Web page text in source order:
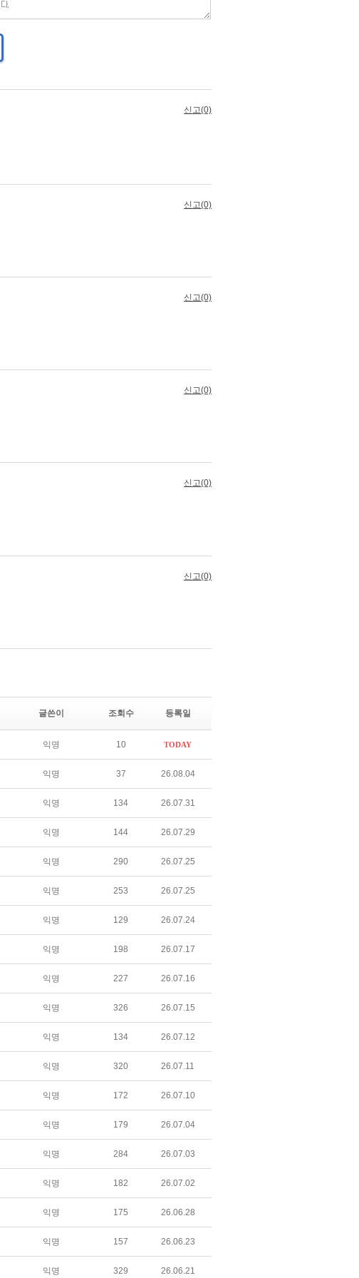
글쓴이 조회수 등록일
익명 10 TODAY
익명 37 26.08.04
익명 134 26.07.31
익명 144 26.07.29
익명 290 26.07.25
익명 253 26.07.25
익명 129 26.07.24
익명 198 26.07.17
익명 227 26.07.16
익명 326 26.07.15
익명 134 26.07.12
익명 320 26.07.11
익명 172 26.07.10
익명 179 26.07.04
익명 284 26.07.03
익명 182 26.07.02
익명 175 26.06.28
익명 157 26.06.23
익명 329 26.06.21